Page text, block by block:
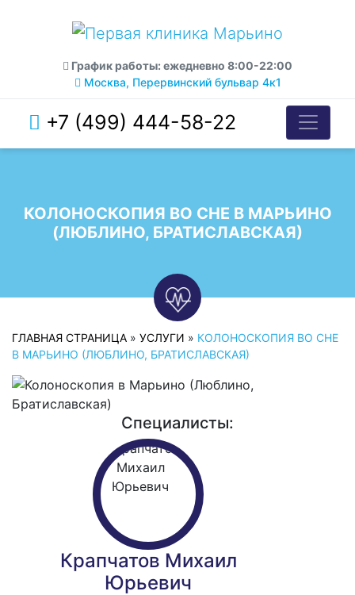
График работы: ежедневно 8:00-22:00
Москва, Перервинский бульвар 4к1
+7 (499) 444-58-22
КОЛОНОСКОПИЯ ВО СНЕ В МАРЬИНО
(ЛЮБЛИНО, БРАТИСЛАВСКАЯ)
ГЛАВНАЯ СТРАНИЦА » УСЛУГИ » КОЛОНОСКОПИЯ ВО СНЕ
В МАРЬИНО (ЛЮБЛИНО, БРАТИСЛАВСКАЯ)
Специалисты:
Крапчатов Михаил
Юрьевич